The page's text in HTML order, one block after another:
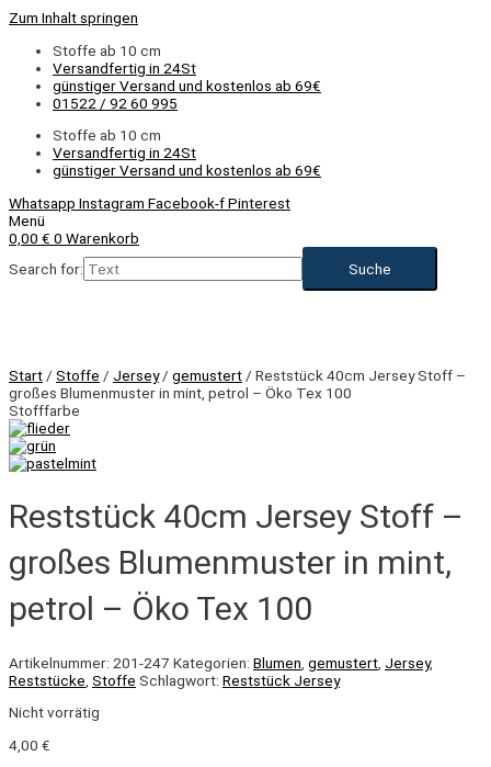
Zum Inhalt springen
Stoffe ab 10 cm
Versandfertig in 24St
günstiger Versand und kostenlos ab 69€
01522 / 92 60 995
Stoffe ab 10 cm
Versandfertig in 24St
günstiger Versand und kostenlos ab 69€
Whatsapp Instagram Facebook-fPinterest
Menü
0,00 € 0 Warenkorb
Search for:
Start / Stoffe / Jersey/ gemustert / Reststück 40cm Jersey Stoff –
großes Blumenmuster in mint, petrol – Öko Tex 100
Stofffarbe
Reststück 40cm Jersey Stoff –
großes Blumenmuster in mint,
petrol – Öko Tex 100
Artikelnummer: 201-247 Kategorien: Blumen gemustert Jersey,
Reststücke Stoffe Schlagwort: Reststück Jersey
Nicht vorrätig
4,00 €